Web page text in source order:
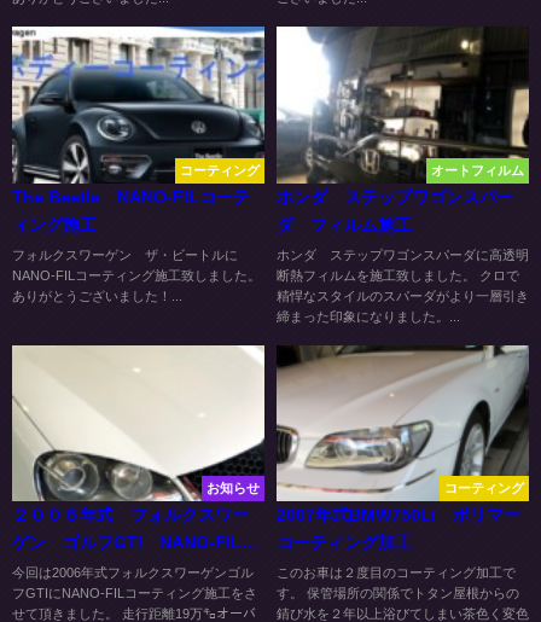
コーティング
The Beetle NANO-FILコーテ
ィング施工
フォルクスワーゲン ザ・ビートルに
NANO-FILコーティング施工致しました。
ありがとうございました！...
オートフィルム
ホンダ ステップワゴンスパー
ダ フィルム施工
ホンダ ステップワゴンスパーダに高透明
断熱フィルムを施工致しました。 クロで
精悍なスタイルのスパーダがより一層引き
締まった印象になりました。...
お知らせ
２００６年式 フォルクスワー
ゲン ゴルフGTI NANO-FILコ
ーティング施工
今回は2006年式フォルクスワーゲンゴル
フGTIにNANO-FILコーティング施工をさ
せて頂きました。 走行距離19万㌔オーバ
コーティング
2007年式BMW750Li ポリマー
コーティング加工
このお車は２度目のコーティング加工で
す。 保管場所の関係でトタン屋根からの
錆び水を２年以上浴びてしまい茶色く変色